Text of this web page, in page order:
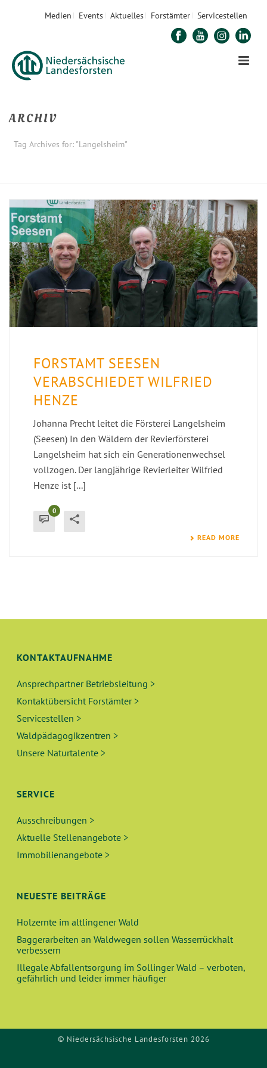
Medien Events Aktuelles Forstämter Servicestellen
ARCHIV
Tag Archives for: "Langelsheim"
FORSTAMT SEESEN
VERABSCHIEDET WILFRIED
HENZE
Johanna Precht leitet die Försterei Langelsheim
(Seesen) In den Wäldern der Revierförsterei
Langelsheim hat sich ein Generationenwechsel
vollzogen. Der langjährige Revierleiter Wilfried
Henze ist [...]
0
READ MORE
KONTAKTAUFNAHME
Ansprechpartner Betriebsleitung >
Kontaktübersicht Forstämter >
Servicestellen >
Waldpädagogikzentren >
Unsere Naturtalente >
SERVICE
Ausschreibungen >
Aktuelle Stellenangebote >
Immobilienangebote >
NEUESTE BEITRÄGE
Holzernte im altlingener Wald
Baggerarbeiten an Waldwegen sollen Wasserrückhalt
verbessern
Illegale Abfallentsorgung im Sollinger Wald – verboten,
gefährlich und leider immer häufiger
© Niedersächsische Landesforsten 2026